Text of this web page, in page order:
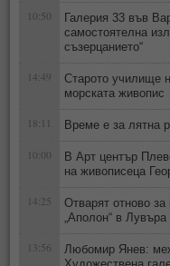
10:50
Галерия 33 във
самостоятелна
съзерцанието“
14:49
Старото училище
морската живопис
18:11 Време е за лятна
10:00
В Арт център
на живописеца
14:25
Отварят отново за
„Аполон“ в Лувъра
13:56
Любомир Янев: